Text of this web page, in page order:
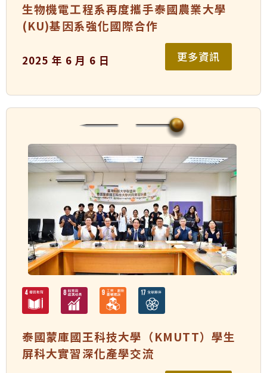
生物機電工程系再度攜手泰國農業大學
(KU)基因系強化國際合作
2025 年 6 月 6 日 更多資訊
泰國蒙庫國王科技大學（KMUTT）學生
屏科大實習深化產學交流